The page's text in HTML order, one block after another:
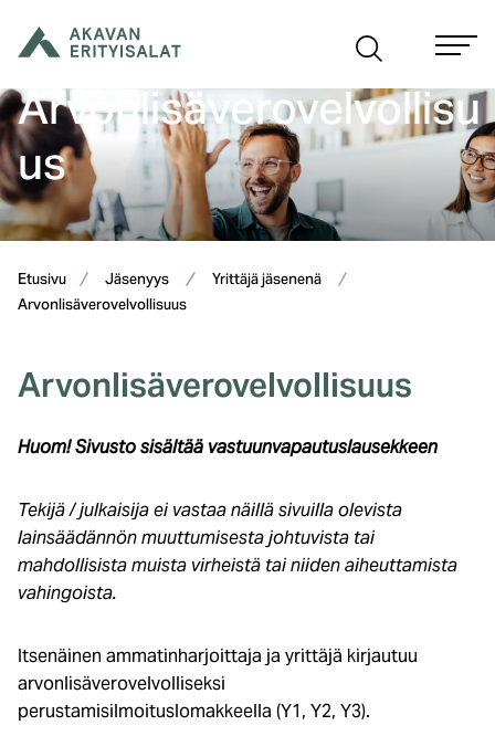
sisältöön
Arvonlisäverovelvollisu
us
Etusivu Jäsenyys
Yrittäjä jäsenenä
Arvonlisäverovelvollisuus
Arvonlisäverovelvollisuus
Huom! Sivusto sisältää vastuunvapautuslausekkeen
Tekijä / julkaisija ei vastaa näillä sivuilla olevista
lainsäädännön muuttumisesta johtuvista tai
mahdollisista muista virheistä tai niiden aiheuttamista
vahingoista.
Itsenäinen ammatinharjoittaja ja yrittäjä kirjautuu
arvonlisäverovelvolliseksi
perustamisilmoituslomakkeella (Y1, Y2, Y3).